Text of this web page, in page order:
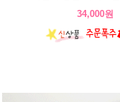
34,000원